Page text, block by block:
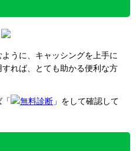
うに、キャッシングを上手に
れば、とても助かる便利な方
無料診断 」をして確認して